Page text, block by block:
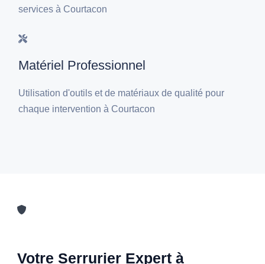
services à Courtacon
Matériel Professionnel
Utilisation d'outils et de matériaux de qualité pour
chaque intervention à Courtacon
Votre Serrurier Expert à